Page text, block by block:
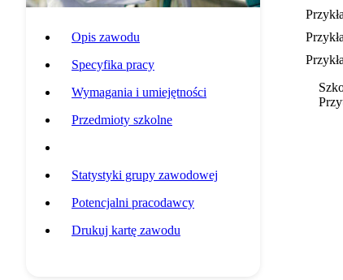
Opis zawodu
Specyfika pracy
Wymagania i umiejętności
Przedmioty szkolne
Statystyki grupy zawodowej
Potencjalni pracodawcy
Drukuj kartę zawodu